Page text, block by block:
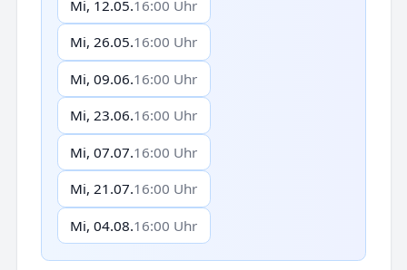
Mi, 12.05.16:00 Uhr
Mi, 26.05.16:00 Uhr
Mi, 09.06.16:00 Uhr
Mi, 23.06.16:00 Uhr
Mi, 07.07.16:00 Uhr
Mi, 21.07.16:00 Uhr
Mi, 04.08.16:00 Uhr